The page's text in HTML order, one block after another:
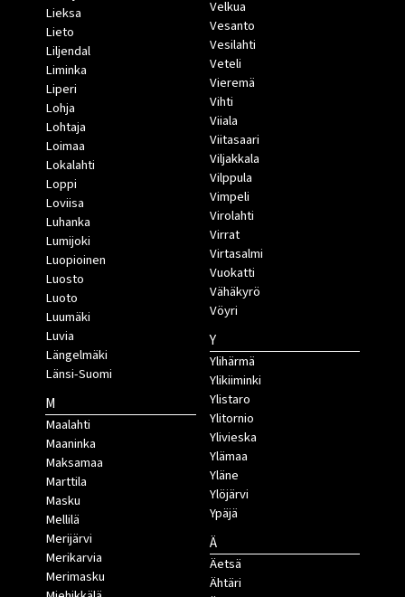
Lieksa
Lieto
Liljendal
Liminka
Liperi
Lohja
Lohtaja
Loimaa
Lokalahti
Loppi
Loviisa
Luhanka
Lumijoki
Luopioinen
Luosto
Luoto
Luumäki
Luvia
Längelmäki
Länsi-Suomi
M
Maalahti
Maaninka
Maksamaa
Marttila
Masku
Mellilä
Merijärvi
Merikarvia
Merimasku
Velkua
Vesanto
Vesilahti
Veteli
Vieremä
Vihti
Viiala
Viitasaari
Viljakkala
Vilppula
Vimpeli
Virolahti
Virrat
Virtasalmi
Vuokatti
Vähäkyrö
Vöyri
Y
Ylihärmä
Ylikiiminki
Ylistaro
Ylitornio
Ylivieska
Ylämaa
Yläne
Ylöjärvi
Ypäjä
Ä
Äetsä
Ähtäri